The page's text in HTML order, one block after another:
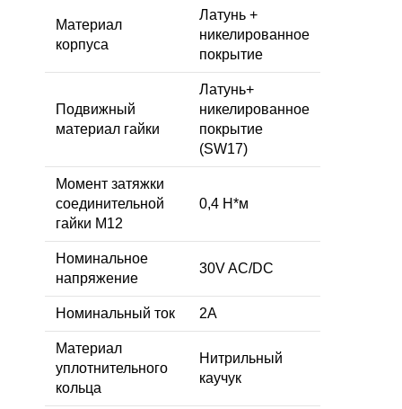
Материал
корпуса
Латунь +
никелированное
покрытие
Подвижный
материал гайки
Латунь+
никелированное
покрытие
(SW17)
Момент затяжки
соединительной
гайки M12
0,4 Н*м
Номинальное
напряжение
30V AC/DC
Номинальный ток 2A
Материал
уплотнительного
кольца
Нитрильный
каучук